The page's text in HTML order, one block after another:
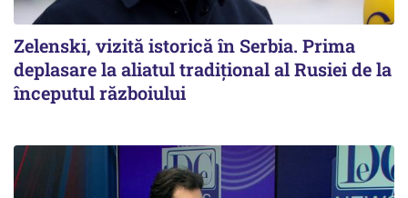
Zelenski, vizită istorică în Serbia. Prima
deplasare la aliatul tradițional al Rusiei de la
începutul războiului